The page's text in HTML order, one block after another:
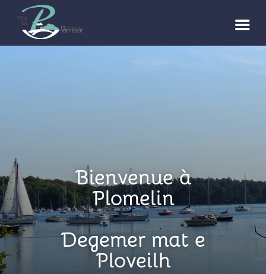
Bienvenue à
Plomelin
Degemer mat e
Ploveilh